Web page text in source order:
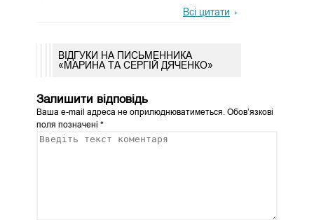
Всі цитати
ВІДГУКИ НА ПИСЬМЕННИКА
«МАРИНА ТА СЕРГІЙ ДЯЧЕНКО»
Залишити відповідь
Ваша e-mail адреса не оприлюднюватиметься.Обов’язкові
поля позначені *